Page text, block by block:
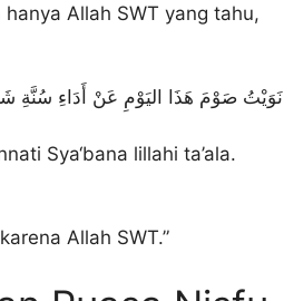
Allah SWT yang tahu,
نَوَيْتُ صَوْمَ هَذَا اليَوْمِ عَنْ أَدَاءِ سُنَّةِ
Sya‘bana lillahi ta’ala.
Allah SWT.”